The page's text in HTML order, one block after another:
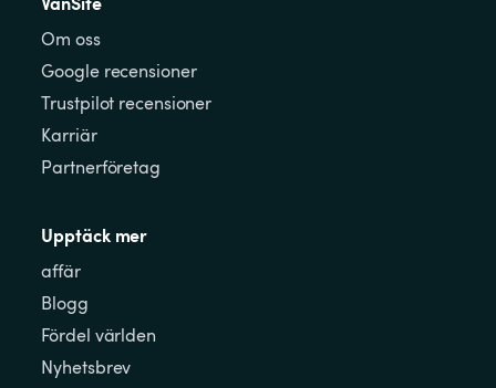
Om oss
Google recensioner
Trustpilot recensioner
Karriär
Partnerföretag
Upptäck mer
affär
Blogg
Fördel världen
Nyhetsbrev